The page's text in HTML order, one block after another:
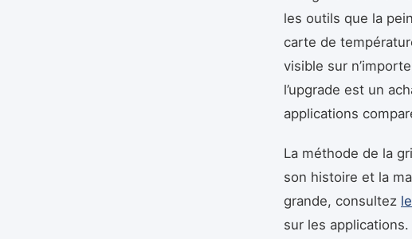
les outils que la
carte de
visible sur
l’upgrade est un
applications
La méthode de la
son histoire et la
grande, consultez
sur les